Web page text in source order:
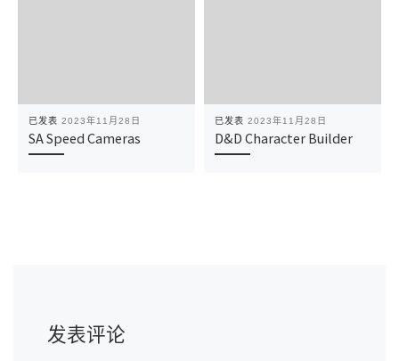
已发表 2023年11月28日
SA Speed Cameras
已发表 2023年11月28日
D&D Character Builder
发表评论